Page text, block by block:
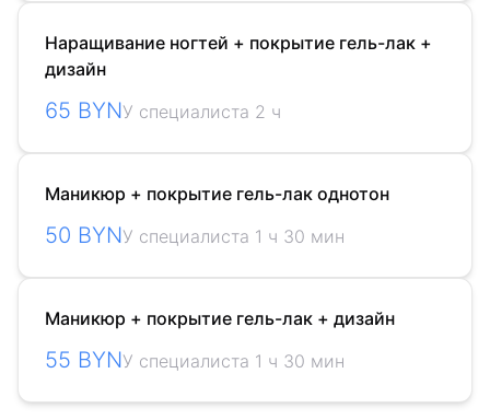
Наращивание ногтей + покрытие гель-лак +
дизайн
65 BYNУ специалиста 2 ч
Маникюр + покрытие гель-лак однотон
50 BYNУ специалиста 1 ч 30 мин
Маникюр + покрытие гель-лак + дизайн
55 BYNУ специалиста 1 ч 30 мин